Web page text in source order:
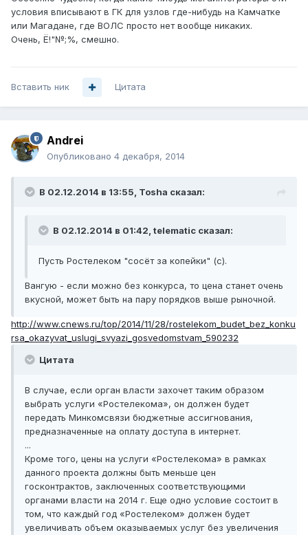
условия вписывают в ГК для узлов где-нибудь на Камчатке
или Магадане, где ВОЛС просто нет вообще никаких.
Очень, Ё!"№;%, смешно.
Вставить ник Цитата
Andrei
Опубликовано 4 декабря, 2014
В 02.12.2014 в 13:55, Tosha сказал:
В 02.12.2014 в 01:42, telematic сказал:
Пусть Ростелеком "сосёт за копейки" (с).
Вангую - если можно без конкурса, то цена станет очень
вкусной, может быть на пару порядков выше рыночной.
http://www.cnews.ru/top/2014/11/28/rostelekom_budet_bez_konku
rsa_okazyvat_uslugi_svyazi_gosvedomstvam_590232
Цитата
В случае, если орган власти захочет таким образом
выбрать услуги «Ростелекома», он должен будет
передать Минкомсвязи бюджетные ассигнования,
предназначенные на оплату доступа в интернет.
...
Кроме того, цены на услуги «Ростелекома» в рамках
данного проекта должны быть меньше цен
госконтрактов, заключенных соответствующими
органами власти на 2014 г. Еще одно условие состоит в
том, что каждый год «Ростелеком» должен будет
увеличивать объем оказываемых услуг без увеличения